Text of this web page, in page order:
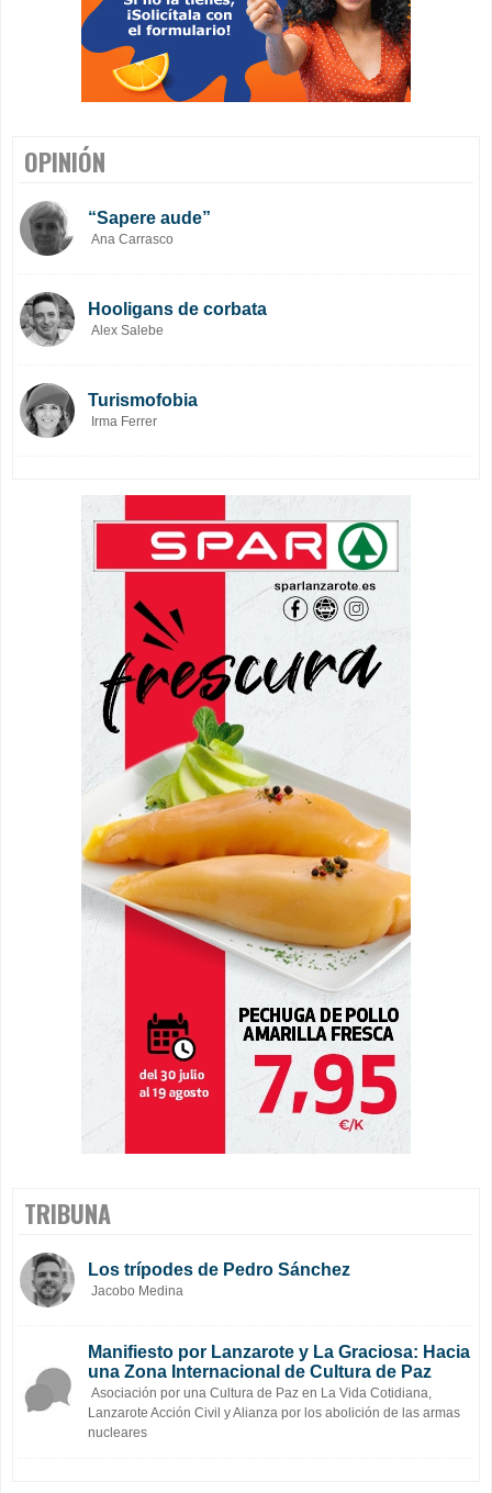
OPINIÓN
“Sapere aude”
Ana Carrasco
Hooligans de corbata
Alex Salebe
Turismofobia
Irma Ferrer
TRIBUNA
Los trípodes de Pedro Sánchez
Jacobo Medina
Manifiesto por Lanzarote y La Graciosa: Hacia
una Zona Internacional de Cultura de Paz
Asociación por una Cultura de Paz en La Vida Cotidiana,
Lanzarote Acción Civil y Alianza por los abolición de las armas
nucleares